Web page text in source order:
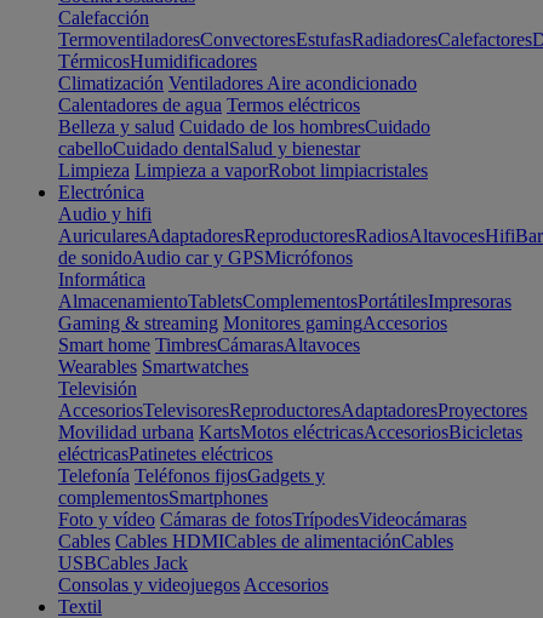
Calefacción
TermoventiladoresConvectoresEstufasRadiadoresCalefactores
TérmicosHumidificadores
Climatización Ventiladores Aire acondicionado
Calentadores de agua Termos eléctricos
Belleza y salud Cuidado de los hombresCuidado
cabelloCuidado dentalSalud y bienestar
Limpieza Limpieza a vaporRobot limpiacristales
Electrónica
Audio y hifi
AuricularesAdaptadoresReproductoresRadiosAltavocesHifi
de sonidoAudio car y GPSMicrófonos
Informática
AlmacenamientoTabletsComplementosPortátilesImpresoras
Gaming & streaming Monitores gamingAccesorios
Smart home TimbresCámarasAltavoces
Wearables Smartwatches
Televisión
AccesoriosTelevisoresReproductoresAdaptadoresProyectores
Movilidad urbana KartsMotos eléctricasAccesoriosBicicletas
eléctricasPatinetes eléctricos
Telefonía Teléfonos fijosGadgets y
complementosSmartphones
Foto y vídeo Cámaras de fotosTrípodesVideocámaras
Cables Cables HDMICables de alimentaciónCables
USBCables Jack
Consolas y videojuegos Accesorios
Textil